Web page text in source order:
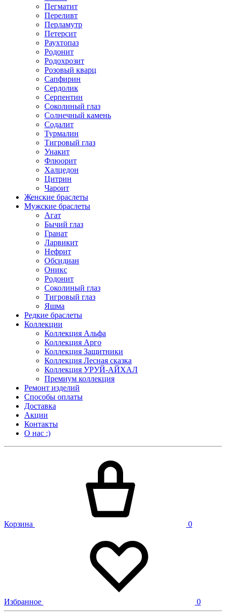
Пегматит
Переливт
Перламутр
Петерсит
Раухтопаз
Родонит
Родохрозит
Розовый кварц
Сапфирин
Сердолик
Серпентин
Соколиный глаз
Солнечный камень
Содалит
Турмалин
Тигровый глаз
Унакит
Флюорит
Халцедон
Цитрин
Чароит
Женские браслеты
Мужские браслеты
Агат
Бычий глаз
Гранат
Ларвикит
Нефрит
Обсидиан
Оникс
Родонит
Соколиный глаз
Тигровый глаз
Яшма
Редкие браслеты
Коллекции
Коллекция Альфа
Коллекция Арго
Коллекция Защитники
Коллекция Лесная сказка
Коллекция УРУЙ-АЙХАЛ
Премиум коллекция
Ремонт изделий
Способы оплаты
Доставка
Акции
Контакты
О нас :)
Корзина 0
Избранное 0